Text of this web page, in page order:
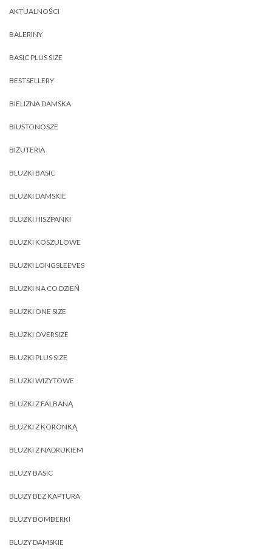
AKTUALNOŚCI
BALERINY
BASIC PLUS SIZE
BESTSELLERY
BIELIZNA DAMSKA
BIUSTONOSZE
BIŻUTERIA
BLUZKI BASIC
BLUZKI DAMSKIE
BLUZKI HISZPANKI
BLUZKI KOSZULOWE
BLUZKI LONGSLEEVES
BLUZKI NA CO DZIEŃ
BLUZKI ONE SIZE
BLUZKI OVERSIZE
BLUZKI PLUS SIZE
BLUZKI WIZYTOWE
BLUZKI Z FALBANĄ
BLUZKI Z KORONKĄ
BLUZKI Z NADRUKIEM
BLUZY BASIC
BLUZY BEZ KAPTURA
BLUZY BOMBERKI
BLUZY DAMSKIE